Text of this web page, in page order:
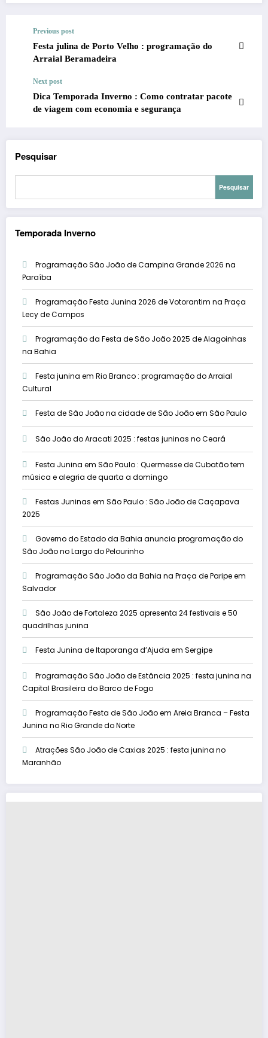
Previous post
Festa julina de Porto Velho : programação do
Arraial Beramadeira
Next post
Dica Temporada Inverno : Como contratar pacote
de viagem com economia e segurança
Pesquisar
Pesquisar
Temporada Inverno
Programação São João de Campina Grande 2026 na
Paraíba
Programação Festa Junina 2026 de Votorantim na Praça
Lecy de Campos
Programação da Festa de São João 2025 de Alagoinhas
na Bahia
Festa junina em Rio Branco : programação do Arraial
Cultural
Festa de São João na cidade de São João em São Paulo
São João do Aracati 2025 : festas juninas no Ceará
Festa Junina em São Paulo : Quermesse de Cubatão tem
música e alegria de quarta a domingo
Festas Juninas em São Paulo : São João de Caçapava
2025
Governo do Estado da Bahia anuncia programação do
São João no Largo do Pelourinho
Programação São João da Bahia na Praça de Paripe em
Salvador
São João de Fortaleza 2025 apresenta 24 festivais e 50
quadrilhas junina
Festa Junina de Itaporanga d’Ajuda em Sergipe
Programação São João de Estância 2025 : festa junina na
Capital Brasileira do Barco de Fogo
Programação Festa de São João em Areia Branca – Festa
Junina no Rio Grande do Norte
Atrações São João de Caxias 2025 : festa junina no
Maranhão